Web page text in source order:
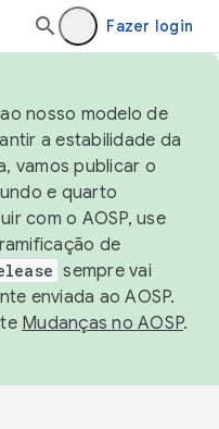
Fazer login
nosso modelo de
a estabilidade da
vamos publicar o
e quarto
com o AOSP, use
de
sempre vai
enviada ao AOSP.
Mudanças no AOSP.